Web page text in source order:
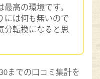
高の環境です。
には何も無いので
分転換になると思
までの口コミ集計を